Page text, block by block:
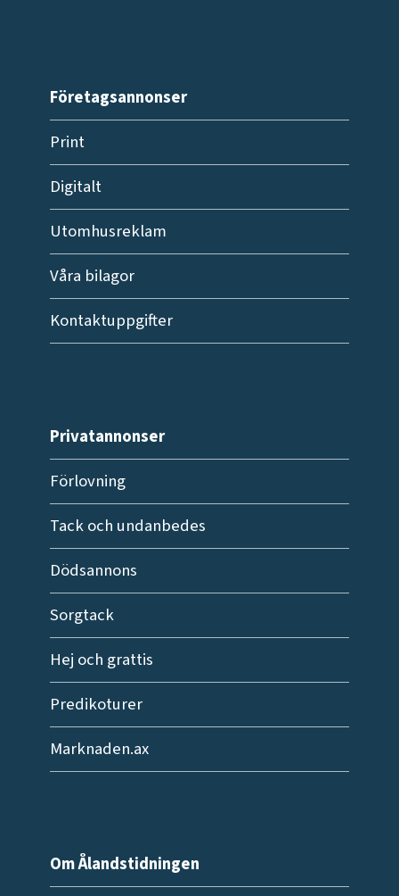
Företagsannonser
Print
Digitalt
Utomhusreklam
Våra bilagor
Kontaktuppgifter
Privatannonser
Förlovning
Tack och undanbedes
Dödsannons
Sorgtack
Hej och grattis
Predikoturer
Marknaden.ax
Om Ålandstidningen